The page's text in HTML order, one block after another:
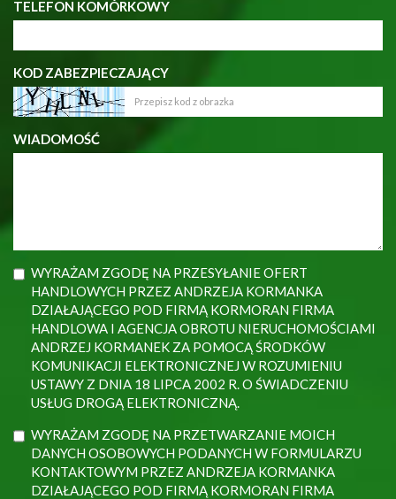
TELEFON KOMÓRKOWY
KOD ZABEZPIECZAJĄCY
WIADOMOŚĆ
WYRAŻAM ZGODĘ NA PRZESYŁANIE OFERT
HANDLOWYCH PRZEZ ANDRZEJA KORMANKA
DZIAŁAJĄCEGO POD FIRMĄ KORMORAN FIRMA
HANDLOWA I AGENCJA OBROTU NIERUCHOMOŚCIAMI
ANDRZEJ KORMANEK ZA POMOCĄ ŚRODKÓW
KOMUNIKACJI ELEKTRONICZNEJ W ROZUMIENIU
USTAWY Z DNIA 18 LIPCA 2002 R. O ŚWIADCZENIU
USŁUG DROGĄ ELEKTRONICZNĄ.
WYRAŻAM ZGODĘ NA PRZETWARZANIE MOICH
DANYCH OSOBOWYCH PODANYCH W FORMULARZU
KONTAKTOWYM PRZEZ ANDRZEJA KORMANKA
DZIAŁAJĄCEGO POD FIRMĄ KORMORAN FIRMA